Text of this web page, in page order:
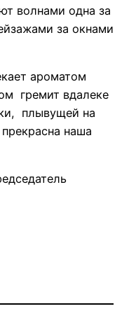
волнами одна за
за окнами
ароматом
гремит вдалеке
плывущей на
наша